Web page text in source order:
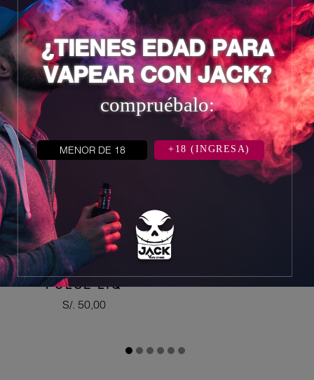
¿TIENES EDAD PARA
VAPEAR CON JACK?
compruébalo:
MENOR DE 18 +18 (INGRESA)
6 otros productos en la misma
categoría:
TRIPLE BERRIES -
PULSE LIQ
Precio
S/. 50,00
 